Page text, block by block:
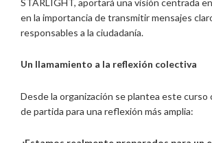
en la importancia de transmitir mensajes
responsables a la ciudadanía.
Un llamamiento a la reflexión colectiva
Desde la organización se plantea este curso
de partida para una reflexión más amplia: